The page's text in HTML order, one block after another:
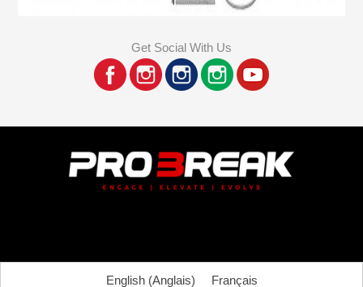
Get Social With Us
English(Anglais) Français